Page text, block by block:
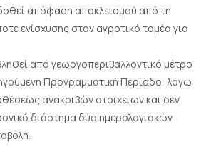
απόφαση αποκλεισμού από τη
ενίσχυσης στον αγροτικό τομέα για
από γεωργοπεριβαλλοντικό μέτρο
Προγραμματική Περίοδο, λόγω
ανακριβών στοιχείων και δεν
διάστημα δύο ημερολογιακών